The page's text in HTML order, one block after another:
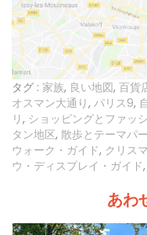
タグ : 家族, 良い地図, 百貨
オスマン大通り, パリス9,
リ, ショッピングとファッ
タン地区, 散歩とテーマパ
ウォーク・ガイド, クリス
ウ・ディスプレイ・ガイド,
あわ